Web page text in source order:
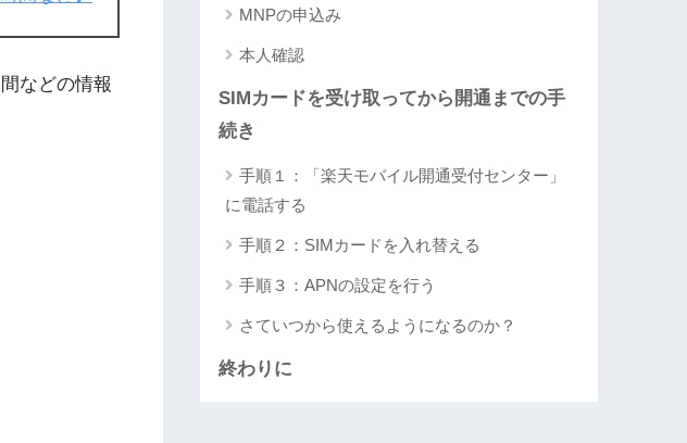
などの情報
MNPの申込み
本人確認
SIMカードを受け取ってから開通までの手
続き
手順１：「楽天モバイル開通受付センター」
に電話する
手順２：SIMカードを入れ替える
手順３：APNの設定を行う
さていつから使えるようになるのか？
終わりに